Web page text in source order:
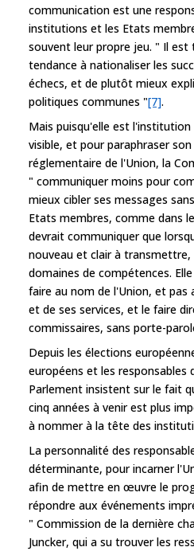
communication est une
institutions et les Etats
souvent leur propre jeu. " Il est
tendance à nationaliser les
échecs, et de plutôt mieux
politiques communes "[7].
Mais puisqu'elle est l'institution
visible, et pour paraphraser
réglementaire de l'Union, la
" communiquer moins pour
mieux cibler ses messages
Etats membres, comme dans
devrait communiquer que
nouveau et clair à transmettre,
domaines de compétences.
faire au nom de l'Union, et pas
et de ses services, et le faire
commissaires, sans porte-
Depuis les élections
européens et les responsables
Parlement insistent sur le fait
cinq années à venir est plus
à nommer à la tête des
La personnalité des
déterminante, pour incarner
afin de mettre en œuvre le
répondre aux événements
" Commission de la dernière
Juncker, qui a su trouver les